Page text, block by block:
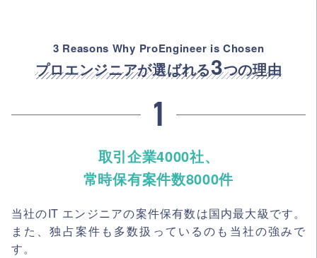
3 Reasons Why ProEngineer is Chosen
プロエンジニアが選ばれる3つの理由
取引企業4000社、
常時保有案件数8000件
当社のIT エンジニアの案件保有数は国内最大級です。
また、独占案件も多数扱っているのも当社の強みで
す。